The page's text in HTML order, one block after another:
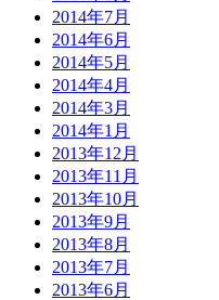
2014年7月
2014年6月
2014年5月
2014年4月
2014年3月
2014年1月
2013年12月
2013年11月
2013年10月
2013年9月
2013年8月
2013年7月
2013年6月